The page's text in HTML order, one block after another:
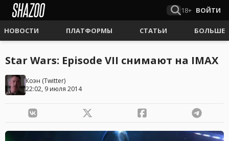
18+ ВОЙТИ
НОВОСТИ ПЛАТФОРМЫ СТАТЬИ БОЛЬШЕ
Star Wars: Episode VII снимают на IMAX
Коэн (Twitter)
22:02, 9 июля 2014